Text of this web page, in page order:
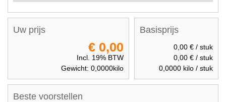
Beste voorstellen
Basisprijs
0,00 € / stuk
0,00 € / stuk
0,0000 kilo / stuk
Uw prijs
€ 0,00
Incl. 19% BTW
Gewicht: 0,0000kilo